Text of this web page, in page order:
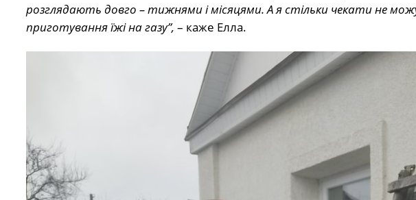
розглядають довго – тижнями і місяцями. А я стільки чекати не
приготування їжі на газу”, – каже Елла.